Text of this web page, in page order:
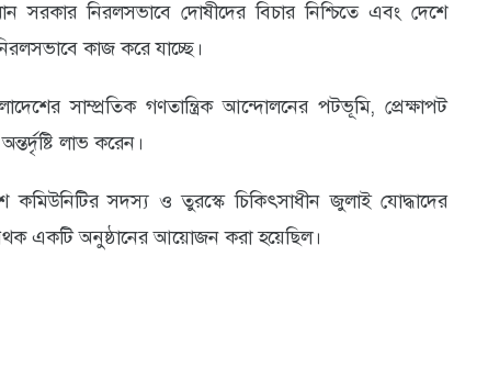
সরকার নিরলসভাবে দোষীদের বিচার নিশ্চিতে এবং দেশে
কাজ করে যাচ্ছে।
সাম্প্রতিক গণতান্ত্রিক আন্দোলনের পটভূমি, প্রেক্ষাপট
লাভ করেন।
সদস্য ও তুরস্কে চিকিৎসাধীন জুলাই যোদ্ধাদের
একটি অনুষ্ঠানের আয়োজন করা হয়েছিল।